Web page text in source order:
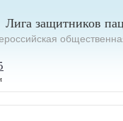
Лига защитников